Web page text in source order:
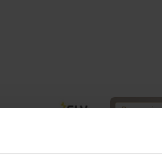
Promocja